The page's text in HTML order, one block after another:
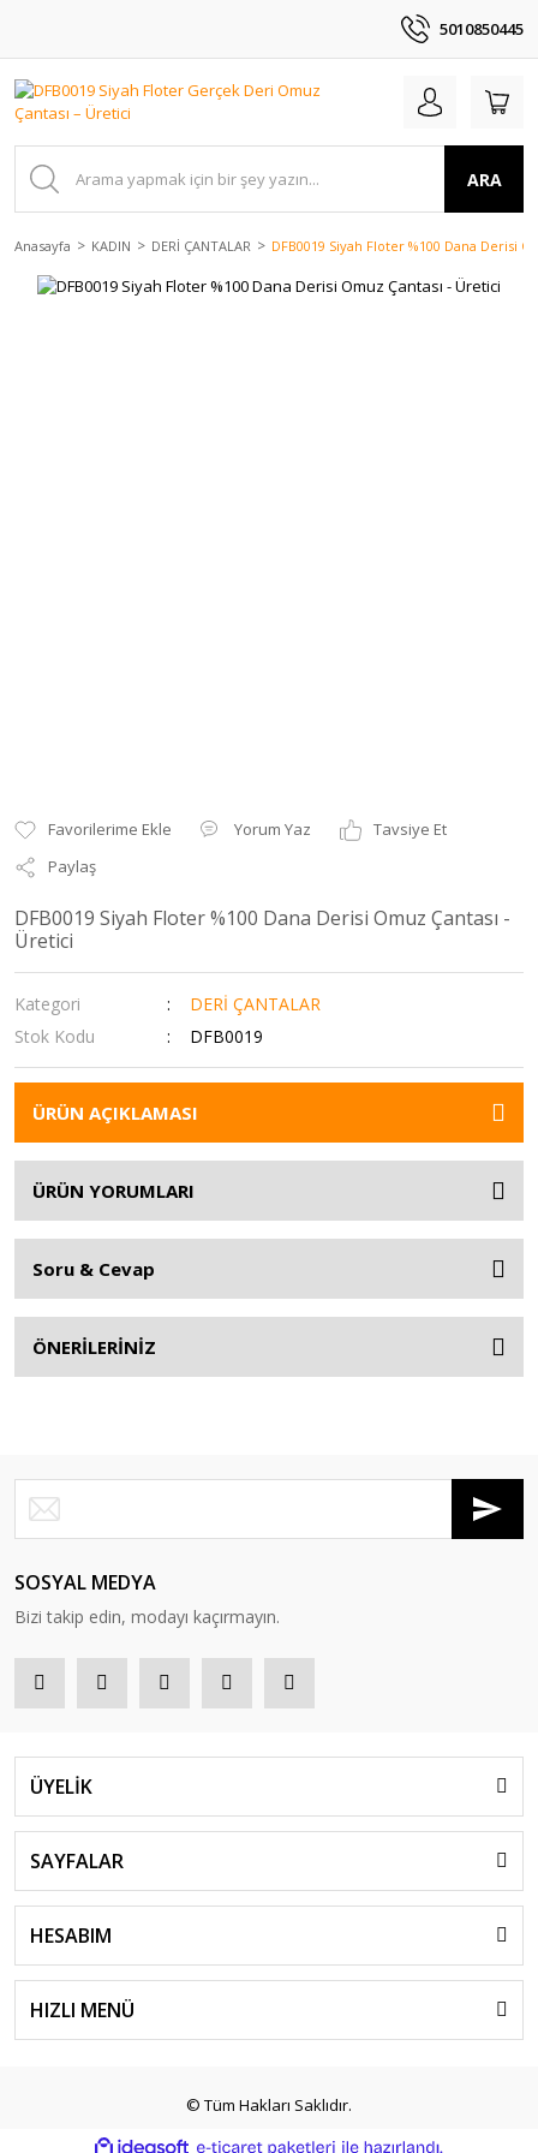
5010850445
ARA
Anasayfa KADIN DERİ ÇANTALAR DFB0019 Siyah Floter %100 Dana Derisi
Yorum Yaz
Tavsiye Et
Paylaş
DFB0019 Siyah Floter %100 Dana Derisi Omuz Çantası -
Üretici
Kategori
DERİ ÇANTALAR
Stok Kodu
DFB0019
ÜRÜN AÇIKLAMASI
ÜRÜN YORUMLARI
Soru & Cevap
ÖNERİLERİNİZ
SOSYAL MEDYA
Bizi takip edin, modayı kaçırmayın.
ÜYELİK
SAYFALAR
HESABIM
HIZLI MENÜ
© Tüm Hakları Saklıdır.
ideasoft e-